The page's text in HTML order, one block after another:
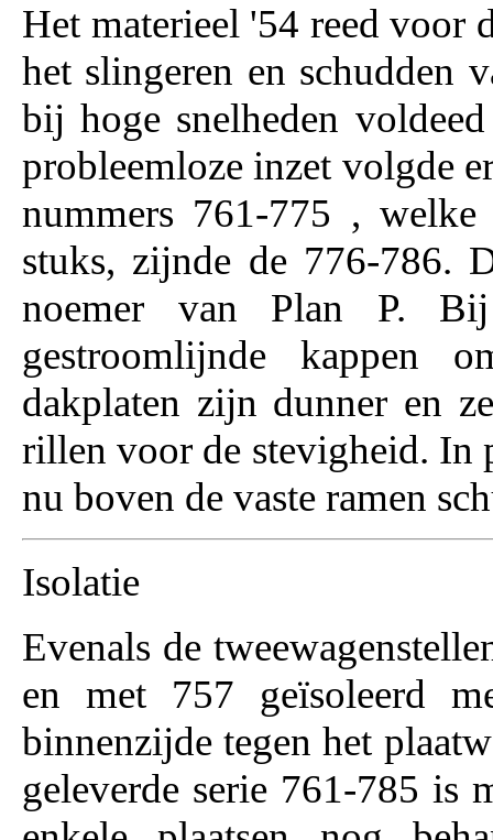
Het materieel '54 reed voor
het slingeren en schudden
bij hoge snelheden
probleemloze inzet volgde
nummers 761-775 ,
stuks, zijnde de 776-786.
noemer van Plan P.
gestroomlijnde kappen
dakplaten zijn dunner en
rillen voor de stevigheid. In
nu boven de vaste ramen
Isolatie
Evenals de
en met 757 geïsoleerd
binnenzijde tegen het
geleverde serie 761-785 is